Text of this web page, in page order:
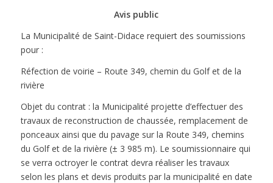
Avis public
La Municipalité de Saint-Didace requiert des soumissions
pour :
Réfection de voirie – Route 349, chemin du Golf et de la
rivière
Objet du contrat : la Municipalité projette d’effectuer des
travaux de reconstruction de chaussée, remplacement de
ponceaux ainsi que du pavage sur la Route 349, chemins
du Golf et de la rivière (± 3 985 m). Le soumissionnaire qui
se verra octroyer le contrat devra réaliser les travaux
selon les plans et devis produits par la municipalité en date